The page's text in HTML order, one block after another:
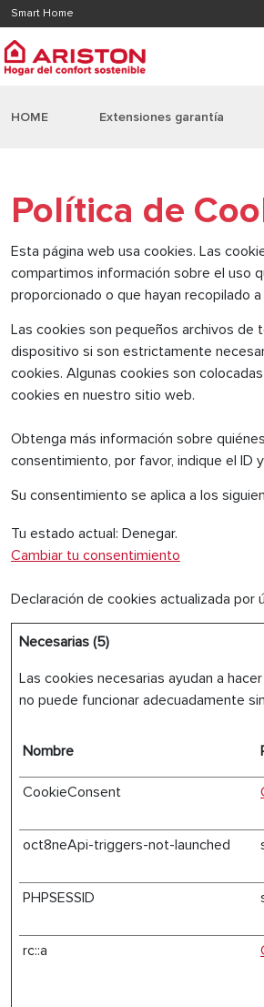
Smart Home
HOME Extensiones garantía
Política de
Esta página web usa cookies. Las
compartimos información sobre el uso
proporcionado o que hayan recopilado
Las cookies son pequeños archivos de
dispositivo si son estrictamente
cookies. Algunas cookies son
cookies en nuestro sitio web.
Obtenga más información sobre
consentimiento, por favor, indique el ID
Su consentimiento se aplica a los
Tu estado actual: Denegar.
Cambiar tu consentimiento
Declaración de cookies actualizada
Necesarias (5)
Las cookies necesarias ayudan a
no puede funcionar adecuadamente
Nombre
CookieConsent
oct8neApi-triggers-not-launched
PHPSESSID
rc::a